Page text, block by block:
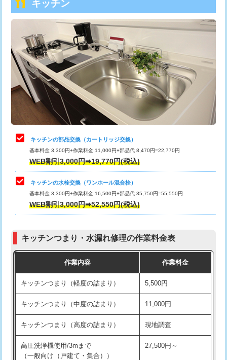
給水管工事※（ホール加工)
給水管工事※（バンド止め) 3,300円
給水管工事※（支持金具設置) 5,500円
給水管工事※（保温材使用（バンド止
め込み）)
5,500円
給水管工事※（土の掘削・埋め戻し作
11,000円
給水管工事※（塩ビ管（VP・HI）使
用/3ｍまで)
給水管工事※（塩ビ管（VP・HI）使
用（追加）/3ｍ超え)
給水管工事※（ライニング鋼管・銅
管・ポリ管・HT管使用/3ｍまで)
44,000円
管・ポリ管・HT管使用/3ｍ超え)
排水管工事（土の掘削・埋め戻し作
11,000円~
排水管工事（排水管工事/3ｍまで） 55,000円
排水管工事（追加 排水管工事/3ｍ超
+11,000円
マス交換（土の掘削・埋め戻し作業）
トーラー機使用/3mまで
追加トーラー機使用/3m超え +3,300円
カメラ調査 33,000円
桝清掃 8,800円
止水・漏水調査・防水処理・清掃・修
理・調整・分解・加工など（軽作業）
11,000円
止水・漏水調査・防水処理・清掃・修
理・調整・分解・加工など（中作業）
22,000円
止水・漏水調査・防水処理・清掃・修
理・調整・分解・加工など（重作業）
33,000円
お風呂タンク脱着
その他部品の脱着
式・ワンホール）)
交換・取付(排水栓・排水トラップ
22,000円+材料費
キッチン
キッチンの部品交換（カートリッジ交換）
基本料金 3,300円+作業料金 11,000円+部品代 8,470円=22,770円
WEB割引3,000円➡19,770円(税込)
キッチンの水栓交換（ワンホール混合栓）
基本料金 3,300円+作業料金 16,500円+部品代 35,750円=55,550円
WEB割引3,000円➡52,550円(税込)
キッチンつまり・水漏れ修理の作業料金表
作業内容 作業料金
キッチンつまり（軽度の詰まり） 5,500円
キッチンつまり（中度の詰まり） 11,000円
キッチンつまり（高度の詰まり） 現地調査
高圧洗浄機使用/3mまで
（一般向け（戸建て・集合））
27,500円～